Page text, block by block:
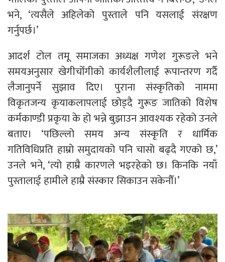
भने, ‘त्यसैले अहिलेको पुस्ताले पनि यसलाई संरक्षण
गर्नुपर्छ।’
आदर्श टोल तमू समाजका अध्यक्ष गणेश गुरूङले भने
समयअनुसार खेगीचोँगीको कार्यशैलीलाई रूपान्तरण गर्दै
लैजानुपर्ने सुझाव दिए। पुराना संस्कृतिको नाममा
विकृतजन्य कृयाकलापलाई छोड्दै गुरूङ जातिको विशेष
कर्मकाण्डी प्रकृया के हो भन्ने बुझाउन आवश्यक रहेको उनले
बताए। ‘पछिल्लो समय अन्य संस्कृति र धार्मिक
गतिविधिप्रति हाम्रो समुदायको पनि चासो बढ्दै गएको छ,’
उनले भने, ‘त्यो हाम्रै कारणले भइरहेको छ। किनकि नयाँ
पुस्तालाई हामीले हाम्रै संस्कार सिकाउन सकेनौँ।’